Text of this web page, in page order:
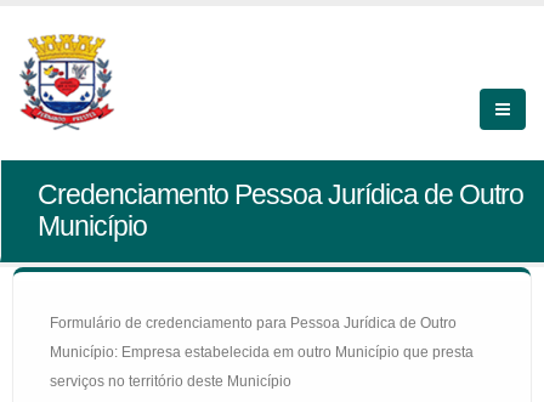
Credenciamento Pessoa Jurídica de Outro
Município
Formulário de credenciamento para Pessoa Jurídica de Outro
Município: Empresa estabelecida em outro Município que presta
serviços no território deste Município